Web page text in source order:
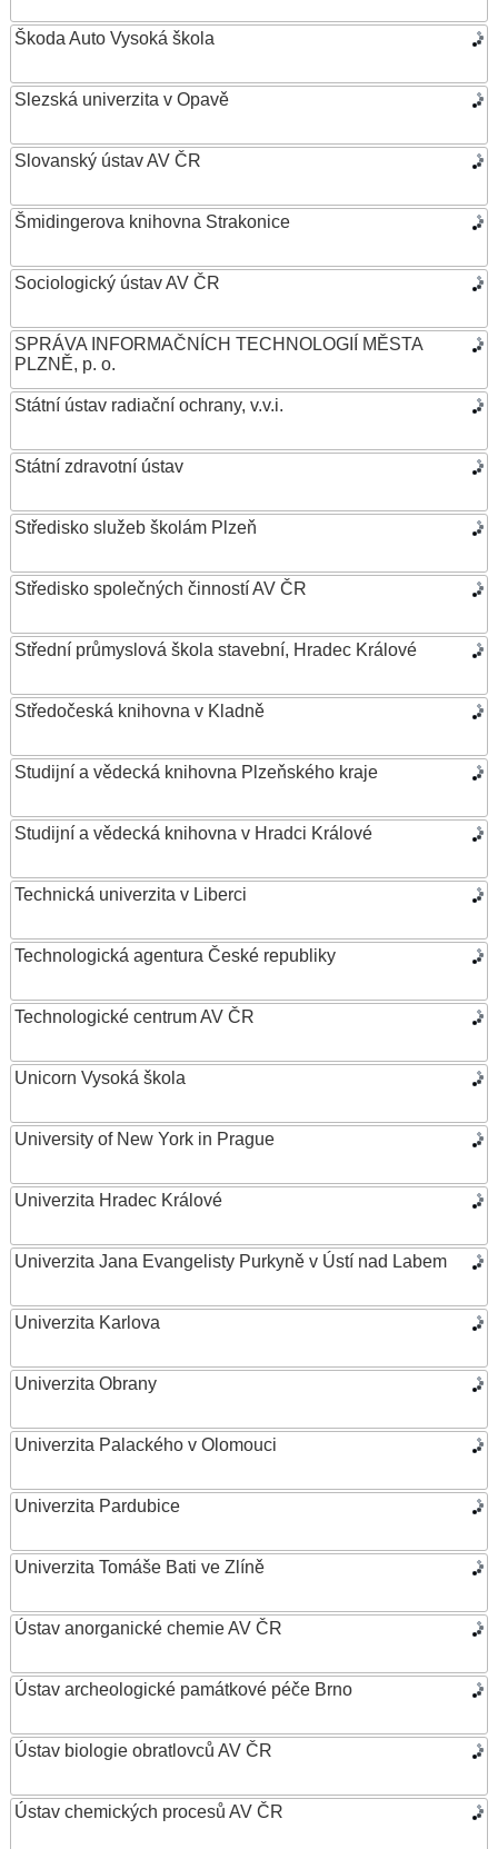
Škoda Auto Vysoká škola
Slezská univerzita v Opavě
Slovanský ústav AV ČR
Šmidingerova knihovna Strakonice
Sociologický ústav AV ČR
SPRÁVA INFORMAČNÍCH TECHNOLOGIÍ MĚSTA
PLZNĚ, p. o.
Státní ústav radiační ochrany, v.v.i.
Státní zdravotní ústav
Středisko služeb školám Plzeň
Středisko společných činností AV ČR
Střední průmyslová škola stavební, Hradec Králové
Středočeská knihovna v Kladně
Studijní a vědecká knihovna Plzeňského kraje
Studijní a vědecká knihovna v Hradci Králové
Technická univerzita v Liberci
Technologická agentura České republiky
Technologické centrum AV ČR
Unicorn Vysoká škola
University of New York in Prague
Univerzita Hradec Králové
Univerzita Jana Evangelisty Purkyně v Ústí nad Labem
Univerzita Karlova
Univerzita Obrany
Univerzita Palackého v Olomouci
Univerzita Pardubice
Univerzita Tomáše Bati ve Zlíně
Ústav anorganické chemie AV ČR
Ústav archeologické památkové péče Brno
Ústav biologie obratlovců AV ČR
Ústav chemických procesů AV ČR